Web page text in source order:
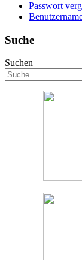
Passwort
Suche
Suchen